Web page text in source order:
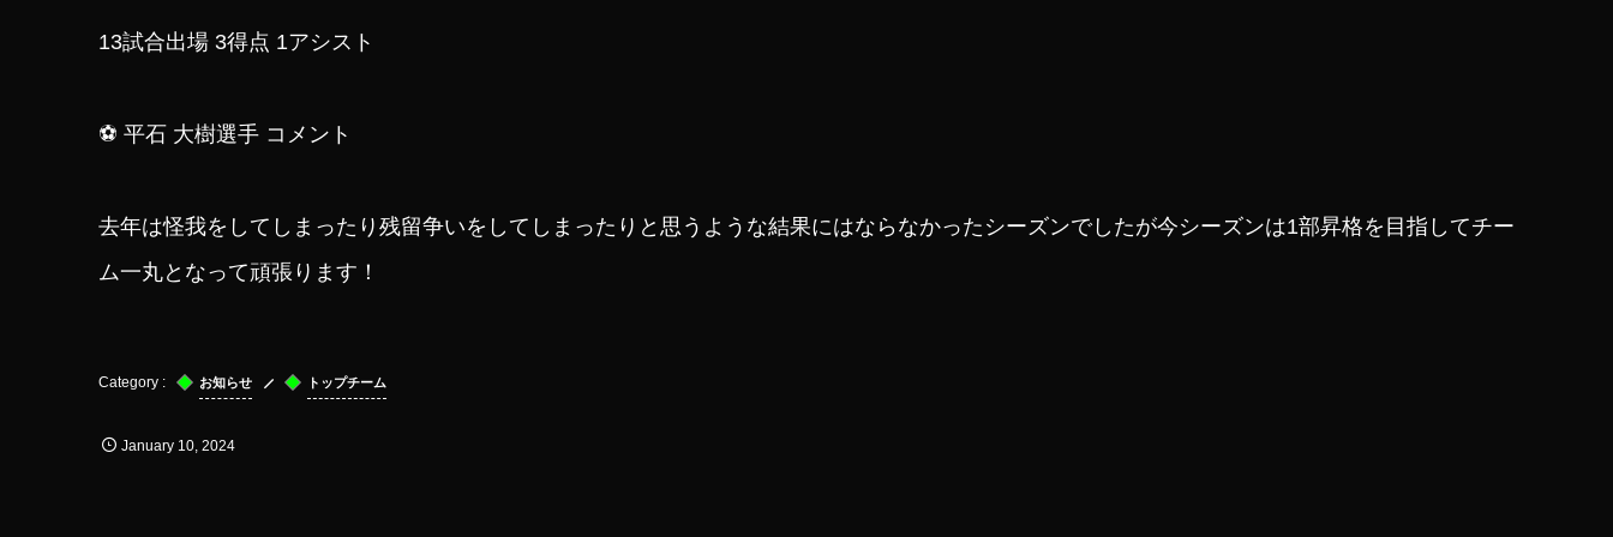
13試合出場 3得点 1アシスト
⚽ 平石 大樹選手 コメント
去年は怪我をしてしまったり残留争いをしてしまったりと思うような結果にはならなかったシーズンでしたが今シーズンは1部昇格を目指してチー
ム一丸となって頑張ります！
お知らせ トップチーム
January 10 ,2024